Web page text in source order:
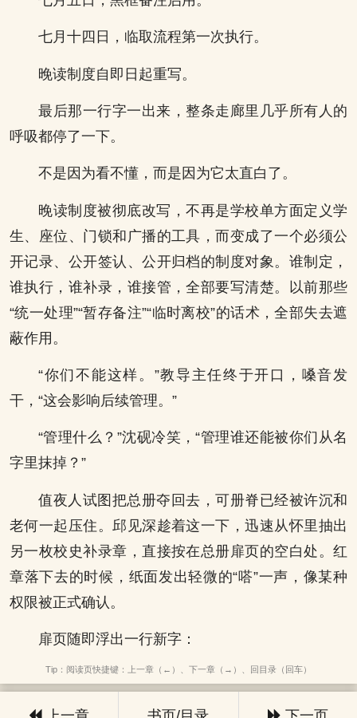
七月十四日，临取流程第一次执行。
晚读制度自即日起重写。
最后那一行字一出来，整条走廊里几乎所有人的
呼吸都停了一下。
不是因为看不懂，而是因为它太直白了。
晚读制度被彻底改写，不再是学校单方面定义学
生、座位、门锁和广播的工具，而变成了一个必须公
开记录、公开签认、公开归档的制度对象。谁制定，
谁执行，谁补录，谁接管，全部要写清楚。以前那些
“统一处理”“暂存备注”“临时离校”的话术，全部失去遮
蔽作用。
“你们不能这样。”教导主任终于开口，嗓音发
干，“这会影响后续管理。”
“管理什么？”沈砚冷笑，“管理谁还能被你们从名
字里抹掉？”
值夜人试图把总册夺回去，可册脊已经被许沉和
老何一起压住。邱见深趁着这一下，迅速从怀里抽出
另一枚校史补录章，直接按在总册扉页的空白处。红
章落下去的时候，纸面发出轻微的“嗒”一声，像某种
权限被正式确认。
扉页随即浮出一行新字：
Tip：阅读页快捷键：上一章（←）、下一章（→）、回目录（回车）